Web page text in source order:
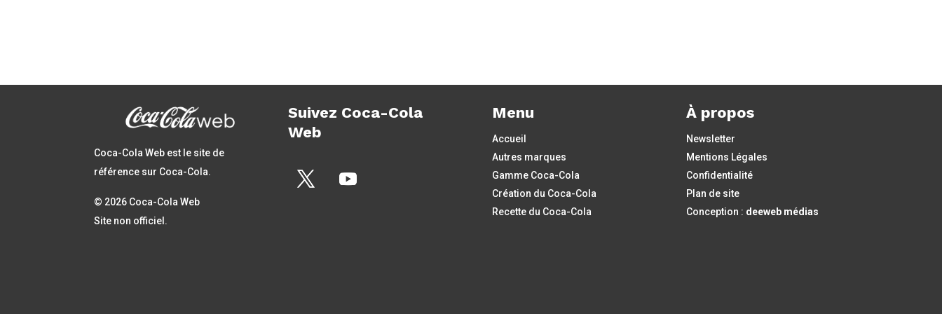
Coca-Cola Web est le site de
référence sur Coca-Cola.
© 2026 Coca-Cola Web
Site non officiel.
Suivez Coca-Cola
Web
Menu
Accueil
Autres marques
Gamme Coca-Cola
Création du Coca-Cola
Recette du Coca-Cola
À propos
Newsletter
Mentions Légales
Confidentialité
Plan de site
Conception : deeweb médias